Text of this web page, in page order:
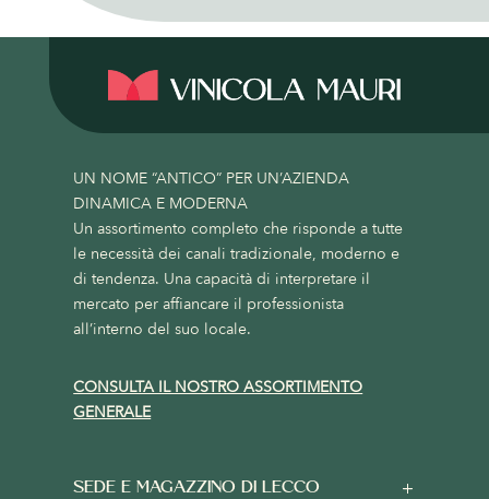
UN NOME “ANTICO” PER UN’AZIENDA
DINAMICA E MODERNA
Un assortimento completo che risponde a tutte
le necessità dei canali tradizionale, moderno e
di tendenza. Una capacità di interpretare il
mercato per affiancare il professionista
all’interno del suo locale.
CONSULTA IL NOSTRO ASSORTIMENTO
GENERALE
SEDE E MAGAZZINO DI LECCO